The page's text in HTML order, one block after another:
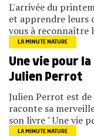
L'arrivée du
et apprendre leurs
vous à reconnaître
LA MINUTE NATURE
Une vie pour
Julien Perrot
Julien Perrot est
raconte sa
son livre " Une vie
LA MINUTE NATURE